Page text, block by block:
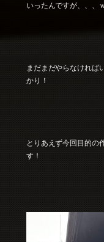
いったんですが、、、
まだまだやらなければ
かり！
とりあえず今回目的の
す！